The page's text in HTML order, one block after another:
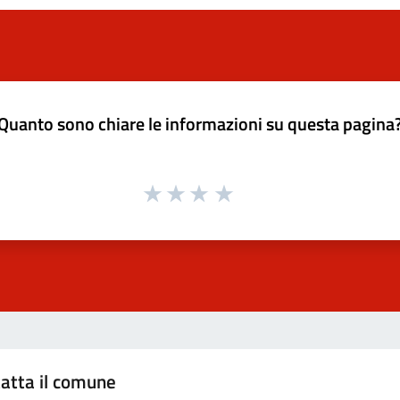
sono chiare le informazioni su questa
il comune